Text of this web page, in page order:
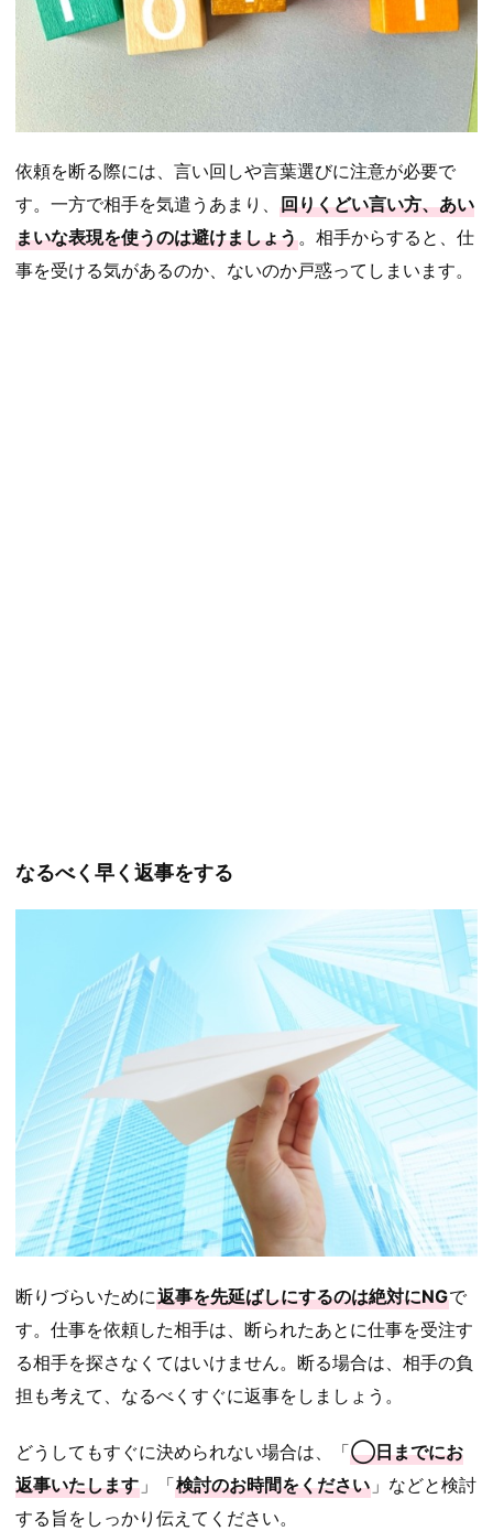
依頼を断る際には、言い回しや言葉選びに注意が必要で
す。一方で相手を気遣うあまり、 回りくどい言い方、あい
まいな表現を使うのは避けましょう。相手からすると、仕
事を受ける気があるのか、ないのか戸惑ってしまいます。
なるべく早く返事をする
断りづらいために返事を先延ばしにするのは絶対にNGで
す。仕事を依頼した相手は、断られたあとに仕事を受注す
る相手を探さなくてはいけません。断る場合は、相手の負
担も考えて、なるべくすぐに返事をしましょう。
どうしてもすぐに決められない場合は、「◯日までにお
返事いたします 」「検討のお時間をください 」などと検討
する旨をしっかり伝えてください。